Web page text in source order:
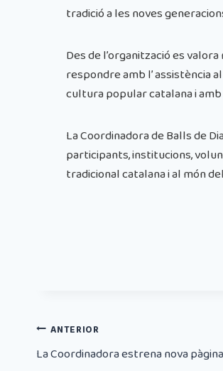
tradició a les noves
Des de l’organització es
respondre amb l’ assistència
cultura popular catalana i
La Coordinadora de Balls de
participants, institucions,
tradicional catalana i al món
ANTERIOR
La Coordinadora estrena nova